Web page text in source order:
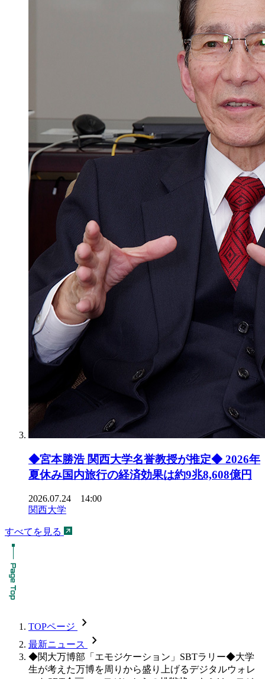
◆宮本勝浩 関西大学名誉教授が推定◆ 2026年
夏休み国内旅行の経済効果は約9兆8,608億円
2026.07.24 14:00
関西大学
すべてを見る
TOPページ chevron_forward
最新ニュース chevron_forward
◆関大万博部「エモジケーション」SBTラリー◆大学
生が考えた万博を周りから盛り上げるデジタルウォレ